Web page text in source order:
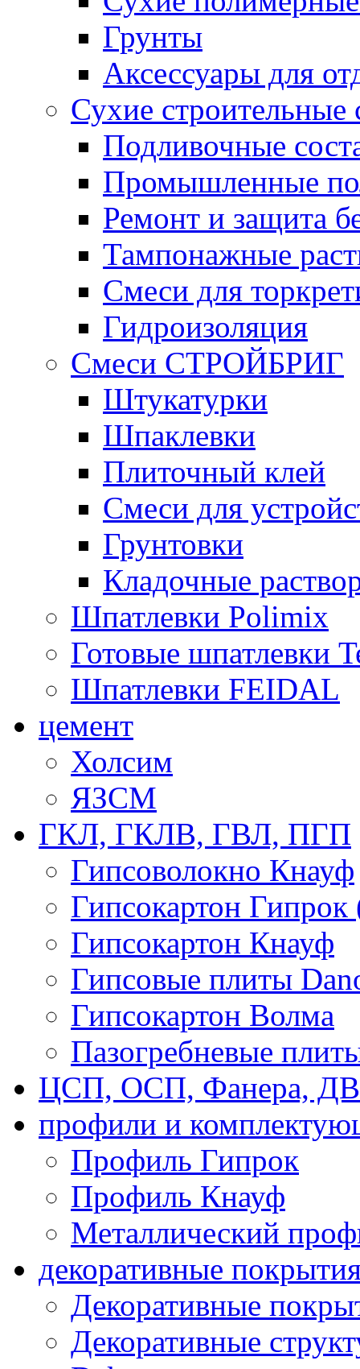
Грунты
Аксессуары для
Сухие строительные
Подливочные
Промышленные
Ремонт и защита
Тампонажные
Смеси для
Гидроизоляция
Смеси СТРОЙБРИГ
Штукатурки
Шпаклевки
Плиточный клей
Смеси для
Грунтовки
Кладочные
Шпатлевки Polimix
Готовые шпатлевки
Шпатлевки FEIDAL
цемент
Холсим
ЯЗCМ
ГКЛ, ГКЛВ, ГВЛ, ПГП
Гипсоволокно Кнауф
Гипсокартон Гипрок
Гипсокартон Кнауф
Гипсовые плиты
Гипсокартон Волма
Пазогребневые
ЦСП, ОСП, Фанера,
профили и
Профиль Гипрок
Профиль Кнауф
Металлический
декоративные
Декоративные
Декоративные